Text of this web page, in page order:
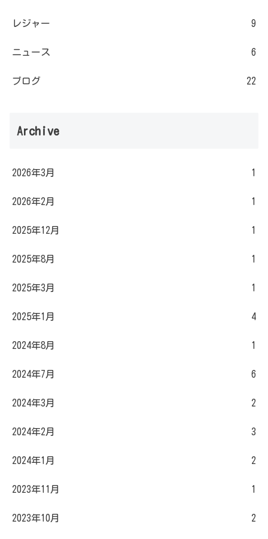
レジャー 9
ニュース 6
ブログ 22
Archive
2026年3月 1
2026年2月 1
2025年12月 1
2025年8月 1
2025年3月 1
2025年1月 4
2024年8月 1
2024年7月 6
2024年3月 2
2024年2月 3
2024年1月 2
2023年11月 1
2023年10月 2